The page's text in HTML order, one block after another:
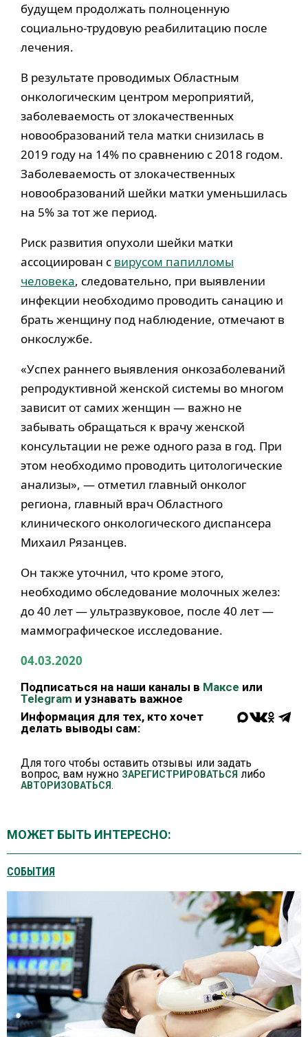
будущем продолжать полноценную
социально-трудовую реабилитацию после
лечения.
В результате проводимых Областным
онкологическим центром мероприятий,
заболеваемость от злокачественных
новообразований тела матки снизилась в
2019 году на 14% по сравнению с 2018 годом.
Заболеваемость от злокачественных
новообразований шейки матки уменьшилась
на 5% за тот же период.
Риск развития опухоли шейки матки
ассоциирован с вирусом папилломы
человека, следовательно, при выявлении
инфекции необходимо проводить санацию и
брать женщину под наблюдение, отмечают в
онкослужбе.
«Успех раннего выявления онкозаболеваний
репродуктивной женской системы во многом
зависит от самих женщин — важно не
забывать обращаться к врачу женской
консультации не реже одного раза в год. При
этом необходимо проводить цитологические
анализы», — отметил главный онколог
региона, главный врач Областного
клинического онкологического диспансера
Михаил Рязанцев.
Он также уточнил, что кроме этого,
необходимо обследование молочных желез:
до 40 лет — ультразвуковое, после 40 лет —
маммографическое исследование.
04.03.2020
Подписаться на наши каналы в Максе или
Telegram и узнавать важное
Информация для тех, кто хочет
делать выводы сам:
Для того чтобы оставить отзывы или задать
вопрос, вам нужно ЗАРЕГИСТРИРОВАТЬСЯ либо
АВТОРИЗОВАТЬСЯ.
МОЖЕТ БЫТЬ ИНТЕРЕСНО:
СОБЫТИЯ